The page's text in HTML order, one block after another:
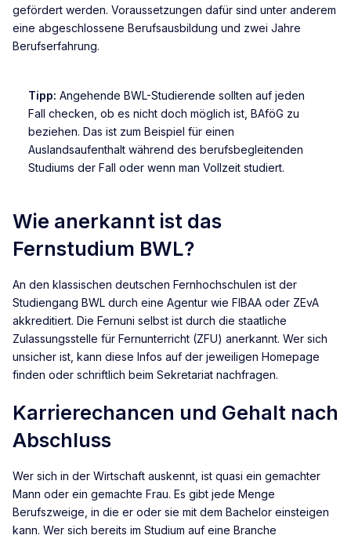
gefördert werden. Voraussetzungen dafür sind unter anderem
eine abgeschlossene Berufsausbildung und zwei Jahre
Berufserfahrung.
Tipp: Angehende BWL-Studierende sollten auf jeden
Fall checken, ob es nicht doch möglich ist, BAföG zu
beziehen. Das ist zum Beispiel für einen
Auslandsaufenthalt während des berufsbegleitenden
Studiums der Fall oder wenn man Vollzeit studiert.
Wie anerkannt ist das
Fernstudium BWL?
An den klassischen deutschen Fernhochschulen ist der
Studiengang BWL durch eine Agentur wie FIBAA oder ZEvA
akkreditiert. Die Fernuni selbst ist durch die staatliche
Zulassungsstelle für Fernunterricht (ZFU) anerkannt. Wer sich
unsicher ist, kann diese Infos auf der jeweiligen Homepage
finden oder schriftlich beim Sekretariat nachfragen.
Karrierechancen und Gehalt nach
Abschluss
Wer sich in der Wirtschaft auskennt, ist quasi ein gemachter
Mann oder ein gemachte Frau. Es gibt jede Menge
Berufszweige, in die er oder sie mit dem Bachelor einsteigen
kann. Wer sich bereits im Studium auf eine Branche